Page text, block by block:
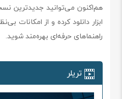
ابزار دانلود کرده و از امکانات
راهنماهای حرفه‌ای بهره‌مند شوید.
تریلر